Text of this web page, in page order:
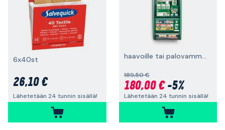
6x40st
26,10 €
Lähetetään 24 tunnin sisällä!
haavoille tai palovammoille
189,50 €
180,00 €-5%
Lähetetään 24 tunnin sisällä!